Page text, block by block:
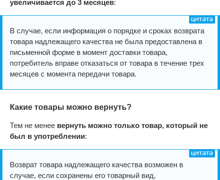
увеличивается до 3 месяцев:
В случае, если информация о порядке и сроках возврата
товара надлежащего качества не была предоставлена в
письменной форме в момент доставки товара,
потребитель вправе отказаться от товара в течение трех
месяцев с момента передачи товара.
Какие товары можно вернуть?
Тем не менее вернуть можно только товар, который не
был в употреблении:
Возврат товара надлежащего качества возможен в
случае, если сохранены его товарный вид,